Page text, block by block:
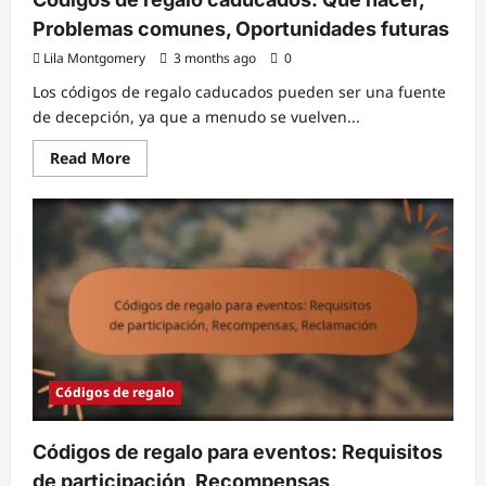
Problemas comunes, Oportunidades futuras
Lila Montgomery 3 months ago 0
Los códigos de regalo caducados pueden ser una fuente
de decepción, ya que a menudo se vuelven...
Read MoreRead
more
Códigos
de
regalo
caducados:
Qué
comunes,
Oportunidades
futuras
Códigos de regalo
Códigos de regalo para eventos: Requisitos
de participación, Recompensas,